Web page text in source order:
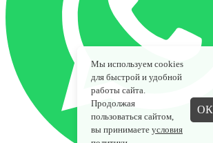
Мы используем cookies
для быстрой и удобной
работы сайта.
Продолжая
пользоваться сайтом,
вы принимаете условия
ОК